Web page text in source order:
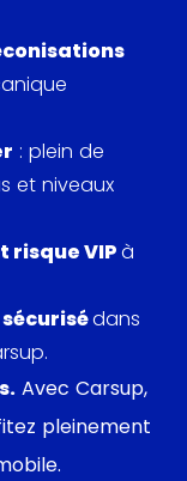
et
la DS a
le
l’essentiel
: plein de
et niveaux
risque VIPà
dans
Avec Carsup,
pleinement